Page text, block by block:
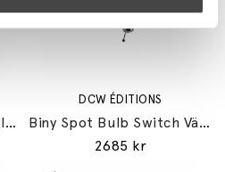
Biny Bedside Right Vägglampa Black/White
DCW ÉDITIONS
Biny Spot Bulb Switch Vägglampa Black/Anodized Gold
2685 kr